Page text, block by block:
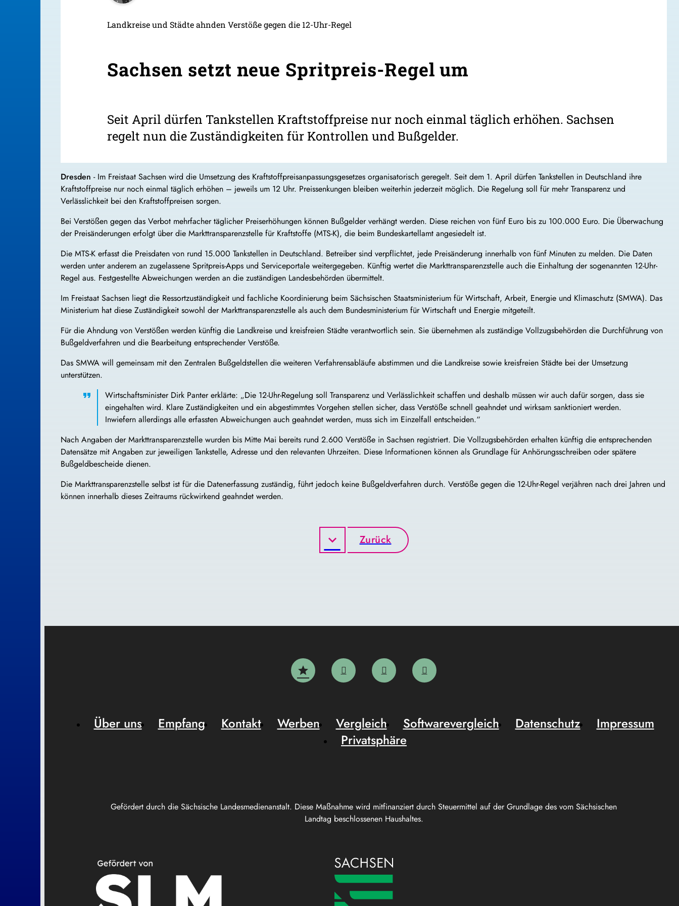
Landkreise und Städte ahnden Verstöße gegen die 12-Uhr-Regel
Sachsen setzt neue Spritpreis-Regel um
Seit April dürfen Tankstellen Kraftstoffpreise nur noch einmal täglich erhöhen. Sachsen
regelt nun die Zuständigkeiten für Kontrollen und Bußgelder.
Dresden - Im Freistaat Sachsen wird die Umsetzung des Kraftstoffpreisanpassungsgesetzes organisatorisch geregelt. Seit dem 1. April dürfen Tankstellen in Deutschland ihre
Kraftstoffpreise nur noch einmal täglich erhöhen – jeweils um 12 Uhr. Preissenkungen bleiben weiterhin jederzeit möglich. Die Regelung soll für mehr Transparenz und
Verlässlichkeit bei den Kraftstoffpreisen sorgen.
Bei Verstößen gegen das Verbot mehrfacher täglicher Preiserhöhungen können Bußgelder verhängt werden. Diese reichen von fünf Euro bis zu 100.000 Euro. Die Überwachung
der Preisänderungen erfolgt über die Markttransparenzstelle für Kraftstoffe (MTS-K), die beim Bundeskartellamt angesiedelt ist.
Die MTS-K erfasst die Preisdaten von rund 15.000 Tankstellen in Deutschland. Betreiber sind verpflichtet, jede Preisänderung innerhalb von fünf Minuten zu melden. Die Daten
werden unter anderem an zugelassene Spritpreis-Apps und Serviceportale weitergegeben. Künftig wertet die Markttransparenzstelle auch die Einhaltung der sogenannten 12-Uhr-
Regel aus. Festgestellte Abweichungen werden an die zuständigen Landesbehörden übermittelt.
Im Freistaat Sachsen liegt die Ressortzuständigkeit und fachliche Koordinierung beim Sächsischen Staatsministerium für Wirtschaft, Arbeit, Energie und Klimaschutz (SMWA). Das
Ministerium hat diese Zuständigkeit sowohl der Markttransparenzstelle als auch dem Bundesministerium für Wirtschaft und Energie mitgeteilt.
Für die Ahndung von Verstößen werden künftig die Landkreise und kreisfreien Städte verantwortlich sein. Sie übernehmen als zuständige Vollzugsbehörden die Durchführung von
Bußgeldverfahren und die Bearbeitung entsprechender Verstöße.
Das SMWA will gemeinsam mit den Zentralen Bußgeldstellen die weiteren Verfahrensabläufe abstimmen und die Landkreise sowie kreisfreien Städte bei der Umsetzung
unterstützen.
Wirtschaftsminister Dirk Panter erklärte: „Die 12-Uhr-Regelung soll Transparenz und Verlässlichkeit schaffen und deshalb müssen wir auch dafür sorgen, dass sie
eingehalten wird. Klare Zuständigkeiten und ein abgestimmtes Vorgehen stellen sicher, dass Verstöße schnell geahndet und wirksam sanktioniert werden.
Inwiefern allerdings alle erfassten Abweichungen auch geahndet werden, muss sich im Einzelfall entscheiden.“
Nach Angaben der Markttransparenzstelle wurden bis Mitte Mai bereits rund 2.600 Verstöße in Sachsen registriert. Die Vollzugsbehörden erhalten künftig die entsprechenden
Datensätze mit Angaben zur jeweiligen Tankstelle, Adresse und den relevanten Uhrzeiten. Diese Informationen können als Grundlage für Anhörungsschreiben oder spätere
Bußgeldbescheide dienen.
Die Markttransparenzstelle selbst ist für die Datenerfassung zuständig, führt jedoch keine Bußgeldverfahren durch. Verstöße gegen die 12-Uhr-Regel verjähren nach drei Jahren und
können innerhalb dieses Zeitraums rückwirkend geahndet werden.
Zurück
Gefördert durch die Sächsische Landesmedienanstalt. Diese Maßnahme wird mitfinanziert durch Steuermittel auf der Grundlage des vom Sächsischen
Landtag beschlossenen Haushaltes.
Über uns Empfang Kontakt Werben Vergleich Softwarevergleich Datenschutz
Impressum
Privatsphäre